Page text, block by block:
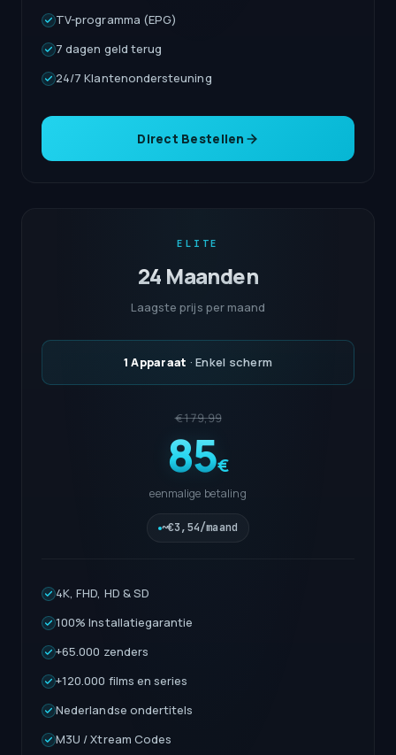
TV-programma (EPG)
7 dagen geld terug
24/7 Klantenondersteuning
Direct Bestellen
ELITE
24 Maanden
Laagste prijs per maand
1 Apparaat · Enkel scherm
€179,99
85€
eenmalige betaling
~€3,54/maand
4K, FHD, HD & SD
100% Installatiegarantie
+65.000 zenders
+120.000 films en series
Nederlandse ondertitels
M3U / Xtream Codes